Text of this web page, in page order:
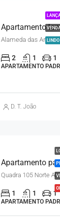
LINDO
2 1 1
APARTAMENTO
D. T. João
1 1 1
APARTAMENTO